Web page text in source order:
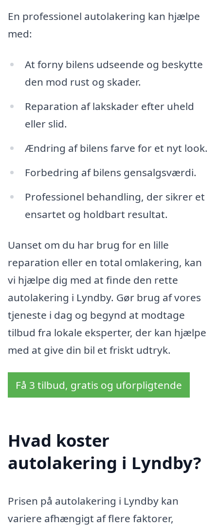
En professionel autolakering kan hjælpe
med:
At forny bilens udseende og beskytte
den mod rust og skader.
Reparation af lakskader efter uheld
eller slid.
Ændring af bilens farve for et nyt look.
Forbedring af bilens gensalgsværdi.
Professionel behandling, der sikrer et
ensartet og holdbart resultat.
Uanset om du har brug for en lille
reparation eller en total omlakering, kan
vi hjælpe dig med at finde den rette
autolakering i Lyndby. Gør brug af vores
tjeneste i dag og begynd at modtage
tilbud fra lokale eksperter, der kan hjælpe
med at give din bil et friskt udtryk.
Få 3 tilbud, gratis og uforpligtende
Hvad koster
autolakering i Lyndby?
Prisen på autolakering i Lyndby kan
variere afhængigt af flere faktorer,